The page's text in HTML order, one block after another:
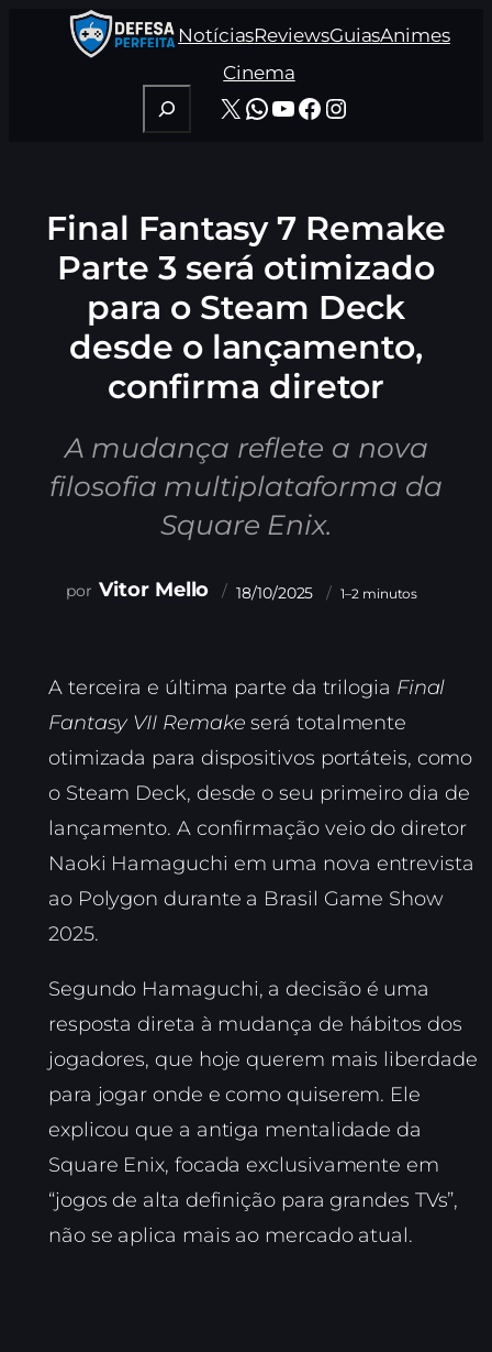
NotíciasReviewsGuiasAnimes
Cinema
Pesquisar
X WhatsApp
Youtube
Facebook
Instagram
Final Fantasy 7 Remake
Parte 3 será otimizado
para o Steam Deck
desde o lançamento,
confirma diretor
A mudança reflete a nova
filosofia multiplataforma da
Square Enix.
Vitor Mello 18/10/2025 1–2 minutos
A terceira e última parte da trilogia Final
Fantasy VII Remake será totalmente
otimizada para dispositivos portáteis, como
o Steam Deck, desde o seu primeiro dia de
lançamento. A confirmação veio do diretor
Naoki Hamaguchi em uma nova entrevista
ao Polygon durante a Brasil Game Show
2025.
Segundo Hamaguchi, a decisão é uma
resposta direta à mudança de hábitos dos
jogadores, que hoje querem mais liberdade
para jogar onde e como quiserem. Ele
explicou que a antiga mentalidade da
Square Enix, focada exclusivamente em
“jogos de alta definição para grandes TVs”,
não se aplica mais ao mercado atual.